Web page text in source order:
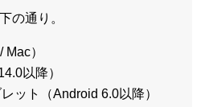
の通り。
）
以降）
ット（Android 6.0以降）